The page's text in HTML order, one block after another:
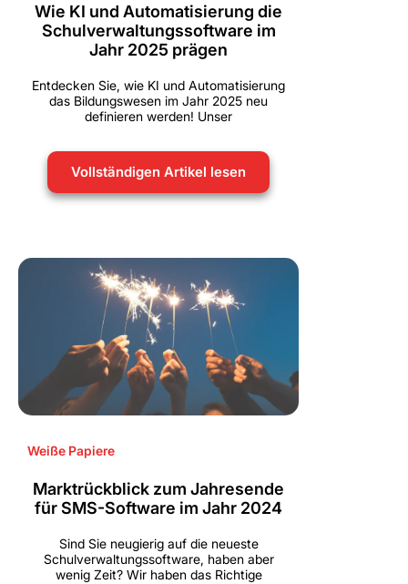
Wie KI und Automatisierung die
Schulverwaltungssoftware im
Jahr 2025 prägen
Entdecken Sie, wie KI und Automatisierung
das Bildungswesen im Jahr 2025 neu
definieren werden! Unser
Vollständigen Artikel lesen
Weiße Papiere
Marktrückblick zum Jahresende
für SMS-Software im Jahr 2024
Sind Sie neugierig auf die neueste
Schulverwaltungssoftware, haben aber
wenig Zeit? Wir haben das Richtige